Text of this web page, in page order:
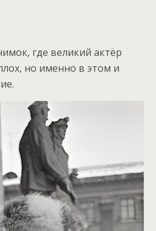
где великий актёр
но именно в этом и